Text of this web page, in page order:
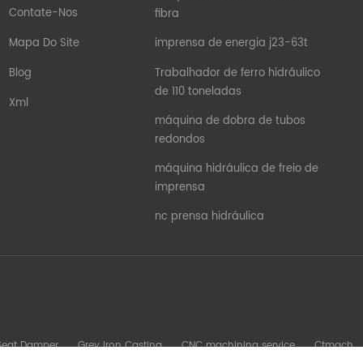
Contate-Nos
Mapa Do Site
Blog
Xml
fibra
imprensa de energia j23-63t
Trabalhador de ferro hidráulico
de 110 toneladas
máquina de dobra de tubos
redondos
máquina hidráulica de freio de
imprensa
nc prensa hidráulica
Damper Grey Iron Casting CNC machining service Ctmach